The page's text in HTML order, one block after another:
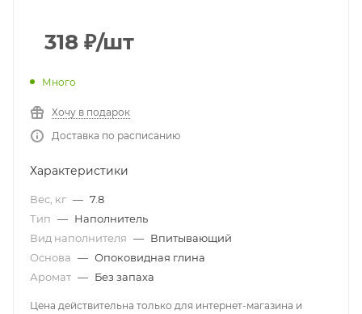
318 ₽/шт
Много
Хочу в подарок
Доставка по расписанию
Характеристики
Вес, кг — 7.8
Тип — Наполнитель
Вид наполнителя — Впитывающий
Основа — Опоковидная глина
Аромат — Без запаха
Цена действительна только для интернет-магазина и